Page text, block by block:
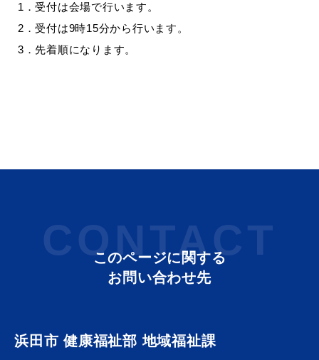
目的から探す
各種相談窓口
公共交通・
1．受付は会場で行います。
2．受付は9時15分から行います。
3．先着順になります。
CONTACT
このページに関する
お問い合わせ先
浜田市 健康福祉部 地域福祉課